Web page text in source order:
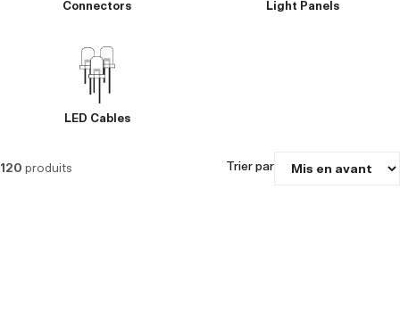
Connectors Light Panels
LED Cables
120 produits Trier par